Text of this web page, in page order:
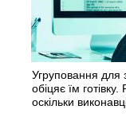
Угруповання для
обіцяє їм
оскільки